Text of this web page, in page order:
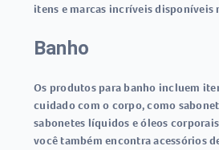
itens e marcas incríveis disponíveis
Banho
Os produtos para banho incluem
cuidado com o corpo, como
sabonetes líquidos e óleos
você também encontra acessórios